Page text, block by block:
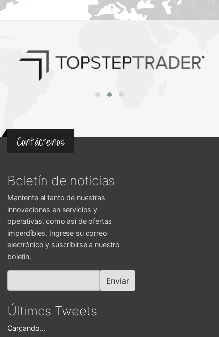
Contáctenos
Boletín de noticias
Mantente al tanto de nuestras
innovaciones en servicios y
operativas, como así de ofertas
imperdíbles. Ingrese su correo
electrónico y suscribirse a nuestro
boletín.
Últimos Tweets
Cargando...